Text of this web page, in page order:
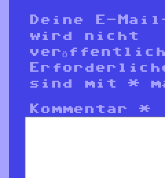
Deine E-
wird nicht
sind mit*
Kommentar*